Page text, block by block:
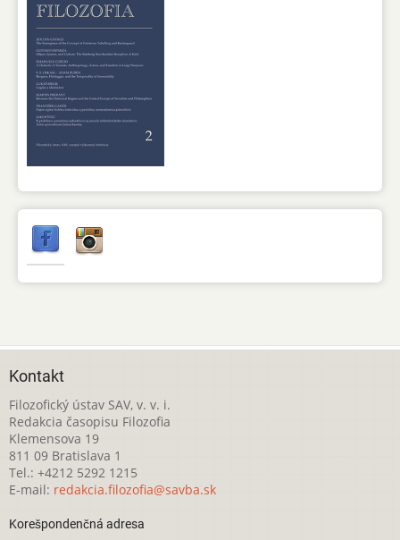
Kontakt
Filozofický ústav SAV, v. v. i.
Redakcia časopisu Filozofia
Klemensova 19
811 09 Bratislava 1
Tel.: +4212 5292 1215
E-mail: redakcia.filozofia@savba.sk
Korešpondenčná adresa